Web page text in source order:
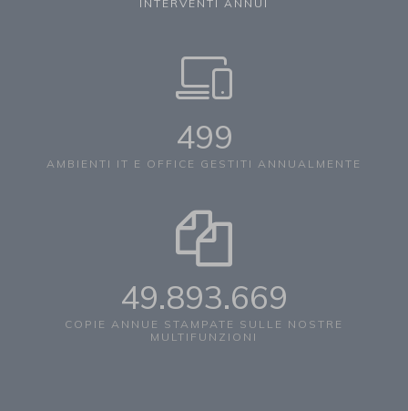
INTERVENTI ANNUI
500
AMBIENTI IT E OFFICE GESTITI ANNUALMENTE
50.000.000
COPIE ANNUE STAMPATE SULLE NOSTRE
MULTIFUNZIONI